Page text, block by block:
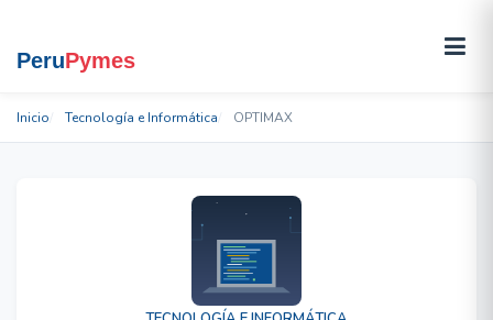
Inicio Tecnología e Informática OPTIMAX